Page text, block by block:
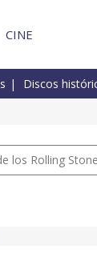
CINE
Discos
los Rolling